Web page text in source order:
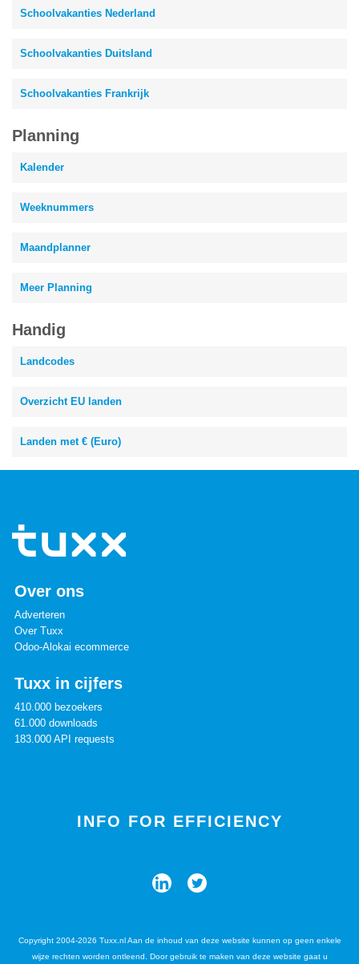
Schoolvakanties Nederland
Schoolvakanties Duitsland
Schoolvakanties Frankrijk
Planning
Kalender
Weeknummers
Maandplanner
Meer Planning
Handig
Landcodes
Overzicht EU landen
Landen met € (Euro)
Over ons
Adverteren
Over Tuxx
Odoo-Alokai ecommerce
Tuxx in cijfers
410.000 bezoekers
61.000 downloads
183.000 API requests
INFO FOR EFFICIENCY
Copyright 2004-2026 Tuxx.nl Aan de inhoud van deze website kunnen op geen enkele
wijze rechten worden ontleend. Door gebruik te maken van deze website gaat u